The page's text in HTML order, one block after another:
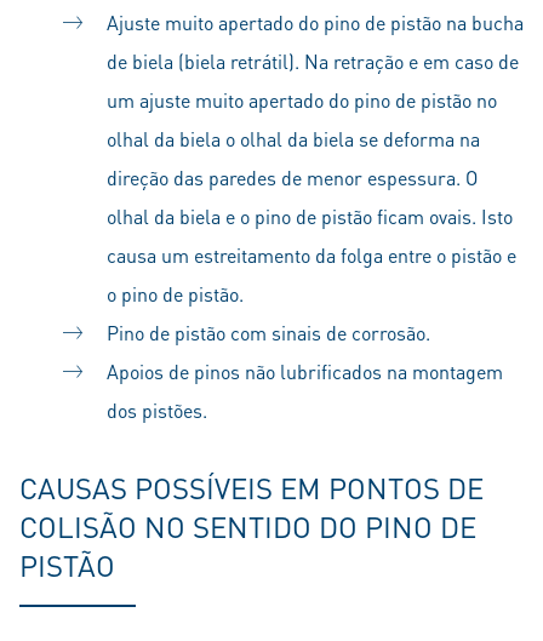
Ajuste muito apertado do pino de pistão na bucha
de biela (biela retrátil). Na retração e em caso de
um ajuste muito apertado do pino de pistão no
olhal da biela o olhal da biela se deforma na
direção das paredes de menor espessura. O
olhal da biela e o pino de pistão ficam ovais. Isto
causa um estreitamento da folga entre o pistão e
o pino de pistão.
Pino de pistão com sinais de corrosão.
Apoios de pinos não lubrificados na montagem
dos pistões.
CAUSAS POSSÍVEIS EM PONTOS DE
COLISÃO NO SENTIDO DO PINO DE
PISTÃO